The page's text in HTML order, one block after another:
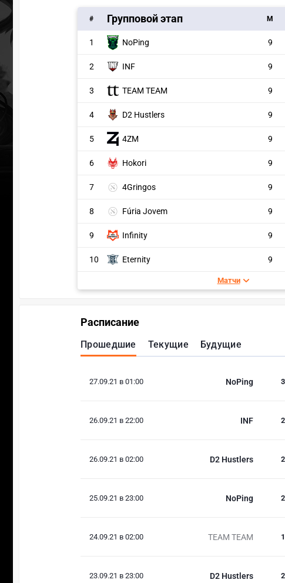
# Групповой этап M
1 NoPing 9
2 INF 9
3 TEAM TEAM 9
4 D2 Hustlers 9
5 4ZM 9
6 Hokori 9
7 4Gringos 9
8 Fúria Jovem 9
9 Infinity 9
10 Eternity 9
Матчи
Расписание
Прошедшие Текущие Будущие
27.09.21 в 01:00 NoPing 3
26.09.21 в 22:00 INF 2
26.09.21 в 02:00 D2 Hustlers 2
25.09.21 в 23:00 NoPing 2
24.09.21 в 02:00 TEAM TEAM 1
23.09.21 в 23:00 D2 Hustlers 2